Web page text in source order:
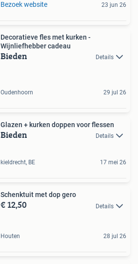
Bezoek website 23 jun 26
Decoratieve fles met kurken -
Wijnliefhebber cadeau
Bieden Details
Oudenhoorn 29 jul 26
Glazen + kurken doppen voor flessen
Bieden Details
kieldrecht, BE 17 mei 26
Schenktuit met dop gero
€ 12,50 Details
Houten 28 jul 26